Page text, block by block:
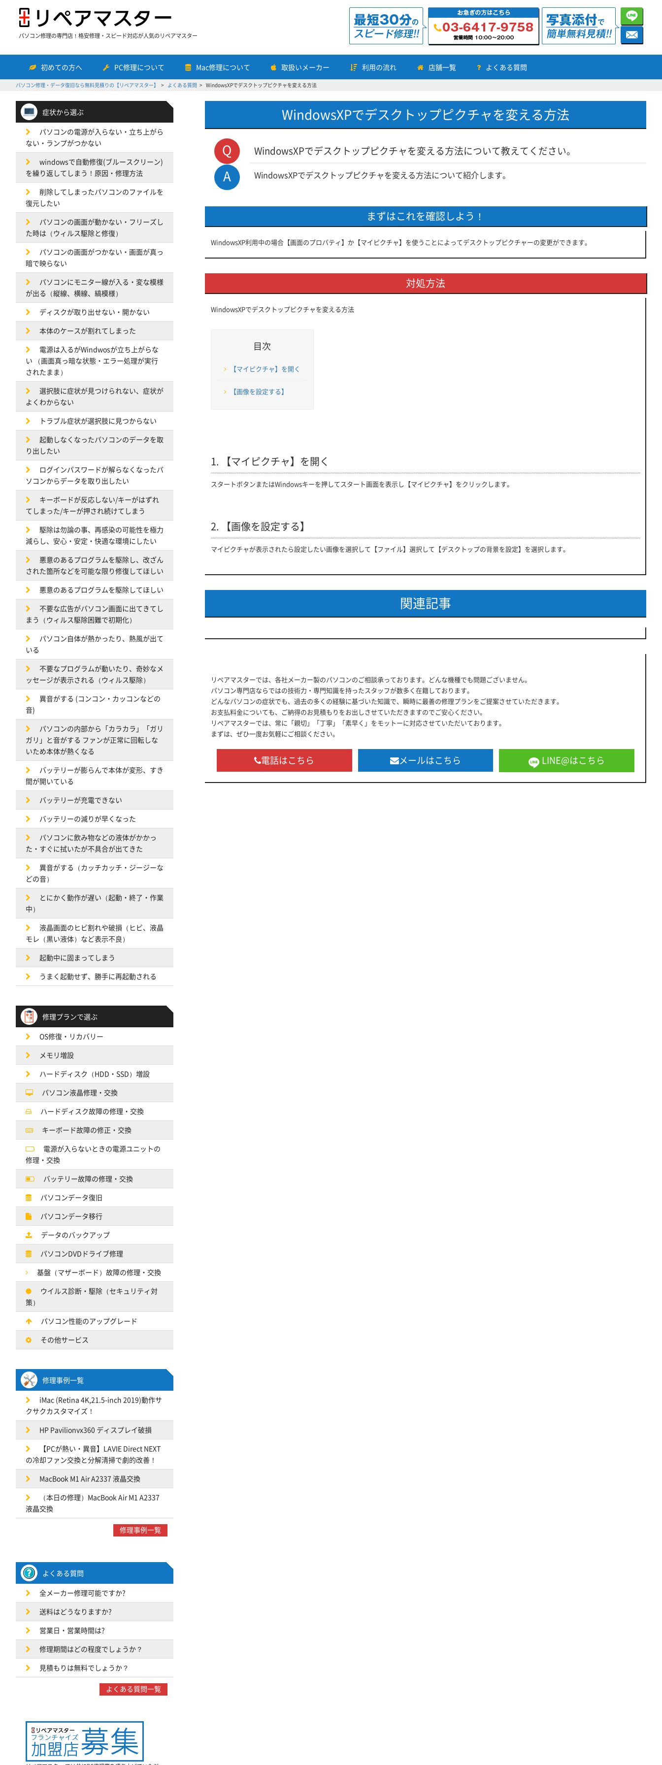
パソコン修理の専門店！格安修理・スピード対応が人気のリペアマスター
初めての方へ PC修理について Mac修理について 取扱いメーカー 利用の流れ 店舗一覧 よくある質問
パソコン修理・データ復旧なら無料見積りの【リペアマスター】 よくある質問 WindowsXPでデスクトップピクチャを変える方法
症状から選ぶ
パソコンの電源が入らない・立ち上がら
ない・ランプがつかない
windowsで自動修復(ブルースクリーン)
を繰り返してしまう！原因・修理方法
削除してしまったパソコンのファイルを
復元したい
パソコンの画面が動かない・フリーズし
た時は（ウィルス駆除と修復）
パソコンの画面がつかない・画面が真っ
暗で映らない
パソコンにモニター線が入る・変な模様
が出る（縦線、横線、縞模様）
ディスクが取り出せない・開かない
本体のケースが割れてしまった
電源は入るがWindwosが立ち上がらな
い （画面真っ暗な状態・エラー処理が実行
されたまま）
選択肢に症状が見つけられない、症状が
よくわからない
トラブル症状が選択肢に見つからない
起動しなくなったパソコンのデータを取
り出したい
ログインパスワードが解らなくなったパ
ソコンからデータを取り出したい
キーボードが反応しない/キーがはずれ
てしまった/キーが押され続けてしまう
駆除は勿論の事、再感染の可能性を極力
減らし、安心・安定・快適な環境にしたい
悪意のあるプログラムを駆除し、改ざん
された箇所などを可能な限り修復してほしい
悪意のあるプログラムを駆除してほしい
不要な広告がパソコン画面に出てきてし
まう（ウィルス駆除困難で初期化）
パソコン自体が熱かったり、熱風が出て
いる
不要なプログラムが動いたり、奇妙なメ
ッセージが表示される（ウィルス駆除）
異音がする (コンコン・カッコンなどの
音)
パソコンの内部から「カラカラ」「ガリ
ガリ」と音がする ファンが正常に回転しな
いため本体が熱くなる
バッテリーが膨らんで本体が変形、すき
間が開いている
バッテリーが充電できない
バッテリーの減りが早くなった
パソコンに飲み物などの液体がかかっ
た・すぐに拭いたが不具合が出てきた
異音がする（カッチカッチ・ジージーな
どの音）
とにかく動作が遅い（起動・終了・作業
中）
液晶画面のヒビ割れや破損（ヒビ、液晶
モレ（黒い液体）など表示不良）
起動中に固まってしまう
うまく起動せず、勝手に再起動される
修理プランで選ぶ
OS修復・リカバリー
メモリ増設
ハードディスク（HDD・SSD）増設
パソコン液晶修理・交換
ハードディスク故障の修理・交換
キーボード故障の修正・交換
電源が入らないときの電源ユニットの
修理・交換
バッテリー故障の修理・交換
パソコンデータ復旧
パソコンデータ移行
データのバックアップ
パソコンDVDドライブ修理
基盤（マザーボード）故障の修理・交換
ウイルス診断・駆除（セキュリティ対
策）
パソコン性能のアップグレード
その他サービス
修理事例一覧
iMac (Retina 4K,21.5-inch 2019)動作サ
クサクカスタマイズ！
HP Pavilionvx360 ディスプレイ破損
【PCが熱い・異音】LAVIE Direct NEXT
の冷却ファン交換と分解清掃で劇的改善！
MacBook M1 Air A2337 液晶交換
（本日の修理）MacBook Air M1 A2337
液晶交換
修理事例一覧
よくある質問
全メーカー修理可能ですか?
送料はどうなりますか?
営業日・営業時間は?
修理期間はどの程度でしょうか？
見積もりは無料でしょうか？
よくある質問一覧
WindowsXPでデスクトップピクチャを変える方法
Q
WindowsXPでデスクトップピクチャを変える方法について教えてください。
A WindowsXPでデスクトップピクチャを変える方法について紹介します。
まずはこれを確認しよう！
WindowsXP利用中の場合【画面のプロパティ】か【マイピクチャ】を使うことによってデスクトップピクチャーの変更ができます。
対処方法
WindowsXPでデスクトップピクチャを変える方法
目次
【マイピクチャ】を開く
【画像を設定する】
1. 【マイピクチャ】を開く
スタートボタンまたはWindowsキーを押してスタート画面を表示し【マイピクチャ】をクリックします。
2. 【画像を設定する】
マイピクチャが表示されたら設定したい画像を選択して【ファイル】選択して【デスクトップの背景を設定】を選択します。
関連記事
リペアマスターでは、各社メーカー製のパソコンのご相談承っております。どんな機種でも問題ございません。
パソコン専門店ならではの技術力・専門知識を持ったスタッフが数多く在籍しております。
どんなパソコンの症状でも、過去の多くの経験に基づいた知識で、瞬時に最善の修理プランをご提案させていただきます。
お支払料金についても、ご納得のお見積もりをお出しさせていただきますのでご安心ください。
リペアマスターでは、常に「親切」「丁寧」「素早く」をモットーに対応させていただいております。
まずは、ぜひ一度お気軽にご相談ください。
電話はこちら メールはこちら LINE@はこちら